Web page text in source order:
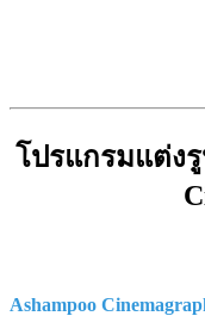
โปรแกรมแต่งรู
Ashampoo